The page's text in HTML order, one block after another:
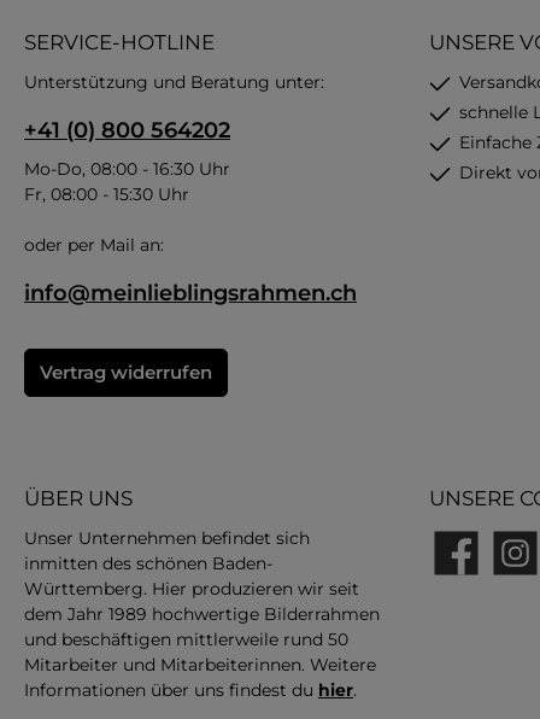
SERVICE-HOTLINE
Unterstützung und Beratung unter:
+41 (0) 800 564202
Mo-Do, 08:00 - 16:30 Uhr
Fr, 08:00 - 15:30 Uhr
oder per Mail an:
info@meinlieblingsrahmen.ch
Vertrag widerrufen
ÜBER UNS
Unser Unternehmen befindet sich
inmitten des schönen Baden-
Württemberg. Hier produzieren wir seit
dem Jahr 1989 hochwertige Bilderrahmen
und beschäftigen mittlerweile rund 50
Mitarbeiter und Mitarbeiterinnen. Weitere
Informationen über uns findest du hier.
UNSERE
schnelle
Direkt
UNSERE
Facebook